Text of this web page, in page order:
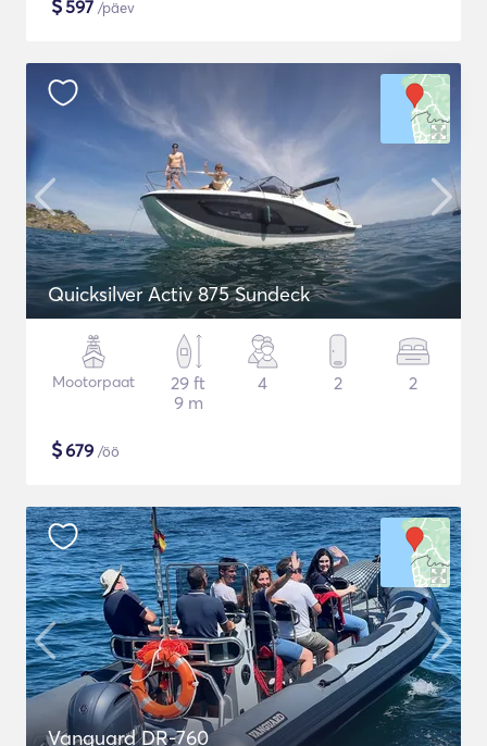
$597 /päev
Quicksilver Activ 875 Sundeck
Mootorpaat
29 ft
9 m
4 2 2
$679 /öö
Vanguard DR-760